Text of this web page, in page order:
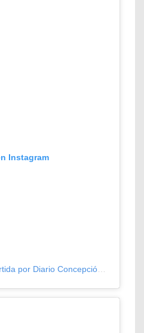
Instagram
Una publicación compartida por Diario Concepción (@diarioconcepcion)